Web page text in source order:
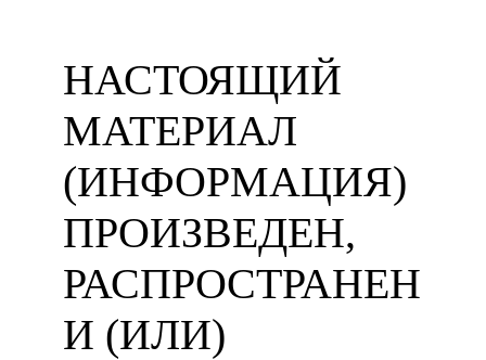
НАСТОЯЩИЙ
МАТЕРИАЛ
(ИНФОРМАЦИЯ)
ПРОИЗВЕДЕН,
РАСПРОСТРАНЕН
И (ИЛИ)